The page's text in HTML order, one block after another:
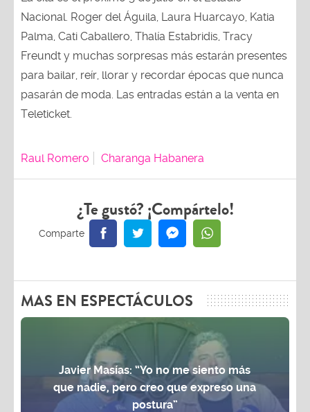
Nacional. Roger del Águila, Laura Huarcayo, Katia
Palma, Cati Caballero, Thalía Estabridis, Tracy
Freundt y muchas sorpresas más estarán presentes
para bailar, reír, llorar y recordar épocas que nunca
pasarán de moda. Las entradas están a la venta en
Teleticket.
Raul Romero Charanga Habanera
¿Te gustó? ¡Compártelo!
MAS EN ESPECTÁCULOS
Javier Masías: “Yo no me siento más
que nadie, pero creo que expreso una
postura”